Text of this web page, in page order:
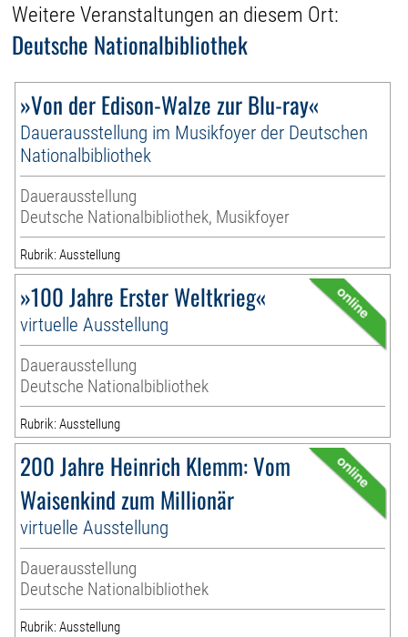
Weitere Veranstaltungen an diesem Ort:
Deutsche Nationalbibliothek
»Von der Edison-Walze zur Blu-ray«
Dauerausstellung im Musikfoyer der Deutschen
Nationalbibliothek
Dauerausstellung
Deutsche Nationalbibliothek, Musikfoyer
Rubrik: Ausstellung
»100 Jahre Erster Weltkrieg«
virtuelle Ausstellung
Dauerausstellung
Deutsche Nationalbibliothek
Rubrik: Ausstellung
200 Jahre Heinrich Klemm: Vom
Waisenkind zum Millionär
virtuelle Ausstellung
Dauerausstellung
Deutsche Nationalbibliothek
Rubrik: Ausstellung